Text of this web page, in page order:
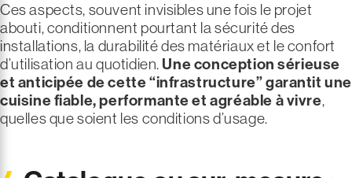
Ces aspects, souvent invisibles une fois le projet
abouti, conditionnent pourtant la sécurité des
installations, la durabilité des matériaux et le confort
d’utilisation au quotidien. Une conception sérieuse
et anticipée de cette “infrastructure” garantit une
cuisine fiable, performante et agréable à vivre,
quelles que soient les conditions d’usage.